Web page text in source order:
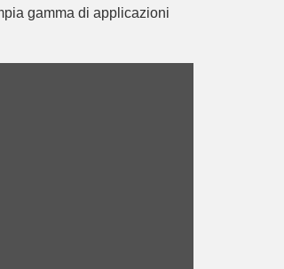
gamma di applicazioni